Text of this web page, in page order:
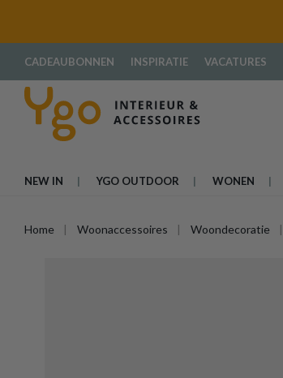
CADEAUBONNEN INSPIRATIE VACATURES
NEW IN YGO OUTDOOR WONEN
Home Woonaccessoires Woondecoratie